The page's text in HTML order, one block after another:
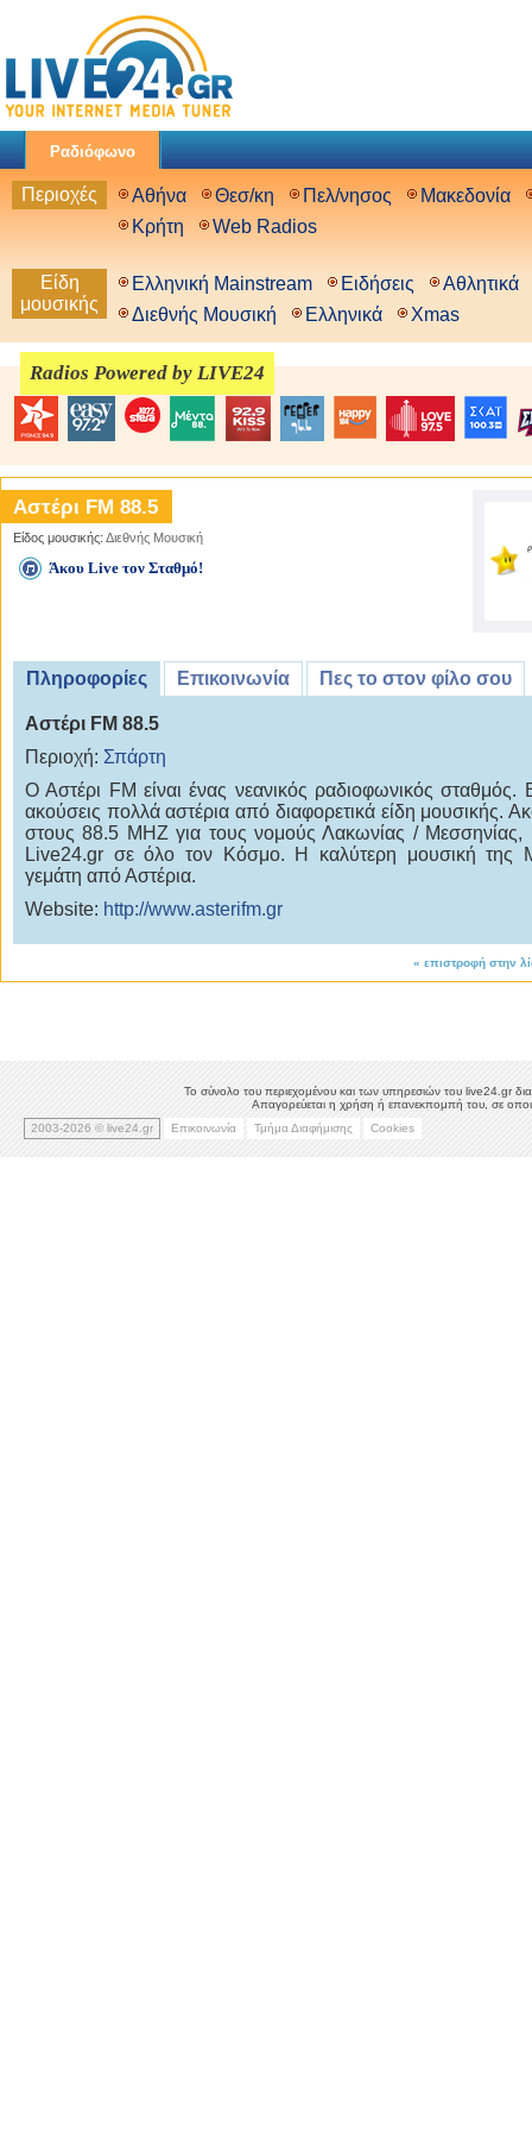
Ραδιόφωνο
Περιοχές Αθήνα Θεσ/κη Πελ/νησος
Μακεδονία
Κρήτη
Web Radios
Είδη
μουσικής
Ελληνική Mainstream Ειδήσεις
Αθλητικά
Διεθνής Μουσική
Ελληνικά Xmas
Radios Powered by LIVE24
Αστέρι FM 88.5
Είδος μουσικής: Διεθνής Μουσική
Άκου Live τον Σταθμό!
Πληροφορίες Επικοινωνία Πες το στον φίλο σου
Αστέρι FM 88.5
Περιοχή: Σπάρτη
Ο Αστέρι FM είναι ένας νεανικός ραδιοφωνικός
ακούσεις πολλά αστέρια από διαφορετικά είδη μουσικής.
στους 88.5 MHZ για τους νομούς Λακωνίας / Μεσσηνίας,
Live24.gr σε όλο τον Κόσμο. Η καλύτερη μουσική
γεμάτη από Αστέρια.
Website: http://www.asterifm.gr
« επιστροφή στην
Το σύνολο του περιεχομένου και των υπηρεσιών του live24.gr
Απαγορεύεται η χρήση ή επανεκπομπή του, σε
2003-2026 © live24.gr
Επικοινωνία Τμήμα Διαφήμισης Cookies